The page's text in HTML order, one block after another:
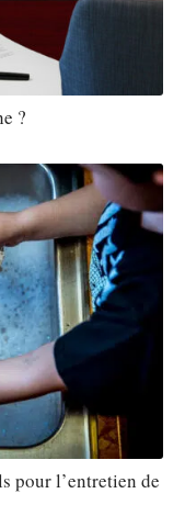
?
pour l’entretien de